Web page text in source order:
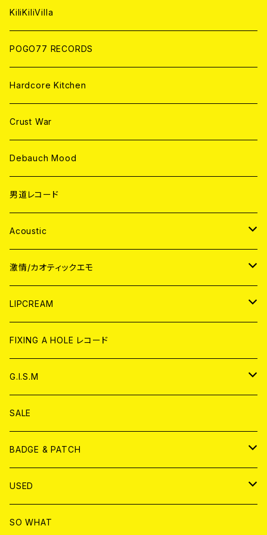
ANALOG
KiliKiliVilla
POGO77 RECORDS
Hardcore Kitchen
Crust War
Debauch Mood
男道レコード
Acoustic
JAPAN
CD
ANALOG
WORLD
CD
ANALOG
激情/カオティックエモ
JAPAN
CD
ANALOG
WORLD
CD
ANALOG
LIPCREAM
CD
アナログ
DVD
T-shirt & WEAR
FIXING A HOLE レコード
G.I.S.M
CD
ANALOG
T-SHIRT & WEAR
DVD
SALE
BADGE & PATCH
BADGE
PATCH
USED
書籍
SO WHAT